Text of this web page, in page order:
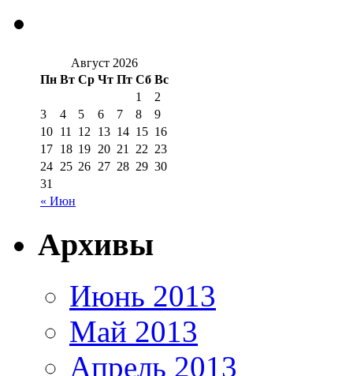
Август 2026
Пн Вт Ср Чт Пт Сб Вс
« Июн
1
2
3
4 5 6 7 8
9
10 11 12 13 14 15 16
17 18 19 20 21 22 23
24 25 26 27 28 29 30
31
Архивы
Июнь 2013
Май 2013
Апрель 2013